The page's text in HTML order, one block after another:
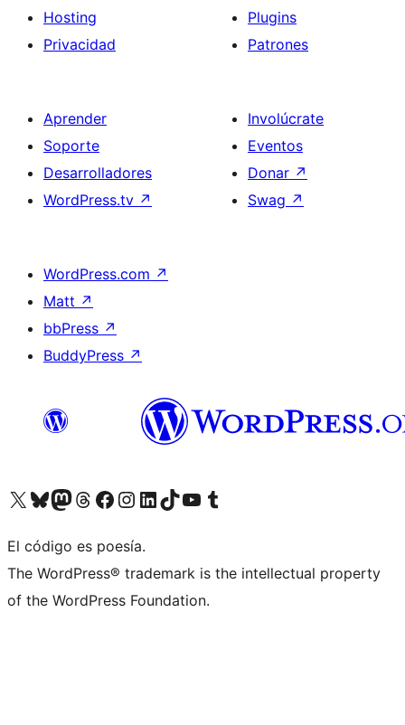
Hosting
Privacidad
Plugins
Patrones
Aprender
Soporte
Desarrolladores
WordPress.tv ↗
Involúcrate
Eventos
Donar ↗
Swag ↗
WordPress.com ↗
Matt ↗
bbPress ↗
BuddyPress ↗
Visita nuestra cuenta de X (anteriormente Twitter)
Visita nuestra cuenta de Bluesky
Visita nuestra cuenta de Mastodon
Visita nuestra cuenta de Threads
Visita nuestra página de Facebook
Visita nuestra cuenta de Instagram
Visita nuestra cuenta de LinkedIn
Visita nuestra cuenta de TikTok
Visita nuestro canal de YouTube
Visita nuestra cuenta de Tumblr
El código es poesía.
The WordPress® trademark is the intellectual property
of the WordPress Foundation.